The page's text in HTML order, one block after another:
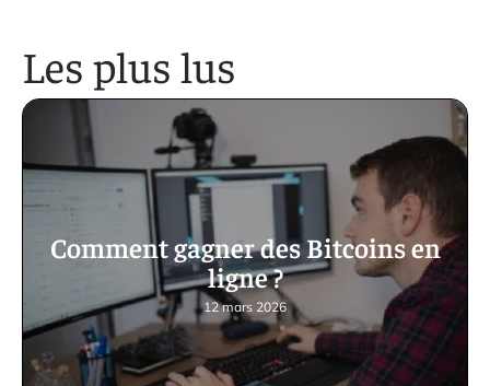
Les plus lus
Comment gagner des Bitcoins en
ligne ?
12 mars 2026